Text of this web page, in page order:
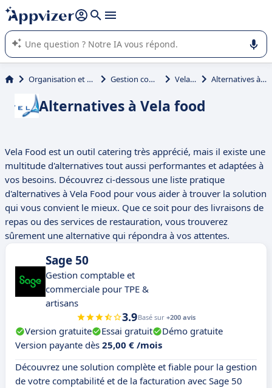
répondre (plusieurs lignes avec
L'IA de Appvizer vous guide dans l'utilisation ou la sélection de
logiciel SaaS en entreprise.
Organisation et planification Gestion commerciale Vela food Alternatives à Vela food
Alternatives à Vela food
Vela Food est un outil catering très apprécié, mais il existe une
multitude d'alternatives tout aussi performantes et adaptées à
vos besoins. Découvrez ci-dessous une liste pratique
d'alternatives à Vela Food pour vous aider à trouver la solution
qui vous convient le mieux. Que ce soit pour des livraisons de
repas ou des services de restauration, vous trouverez
sûrement une alternative qui répondra à vos attentes.
Sage 50
Gestion comptable et
commerciale pour TPE &
artisans
3.9Basé sur +200 avis
Version gratuite Essai gratuit
Démo gratuite
Version payante dès 25,00 € /mois
Découvrez une solution complète et fiable pour la gestion
de votre comptabilité et de la facturation avec Sage 50